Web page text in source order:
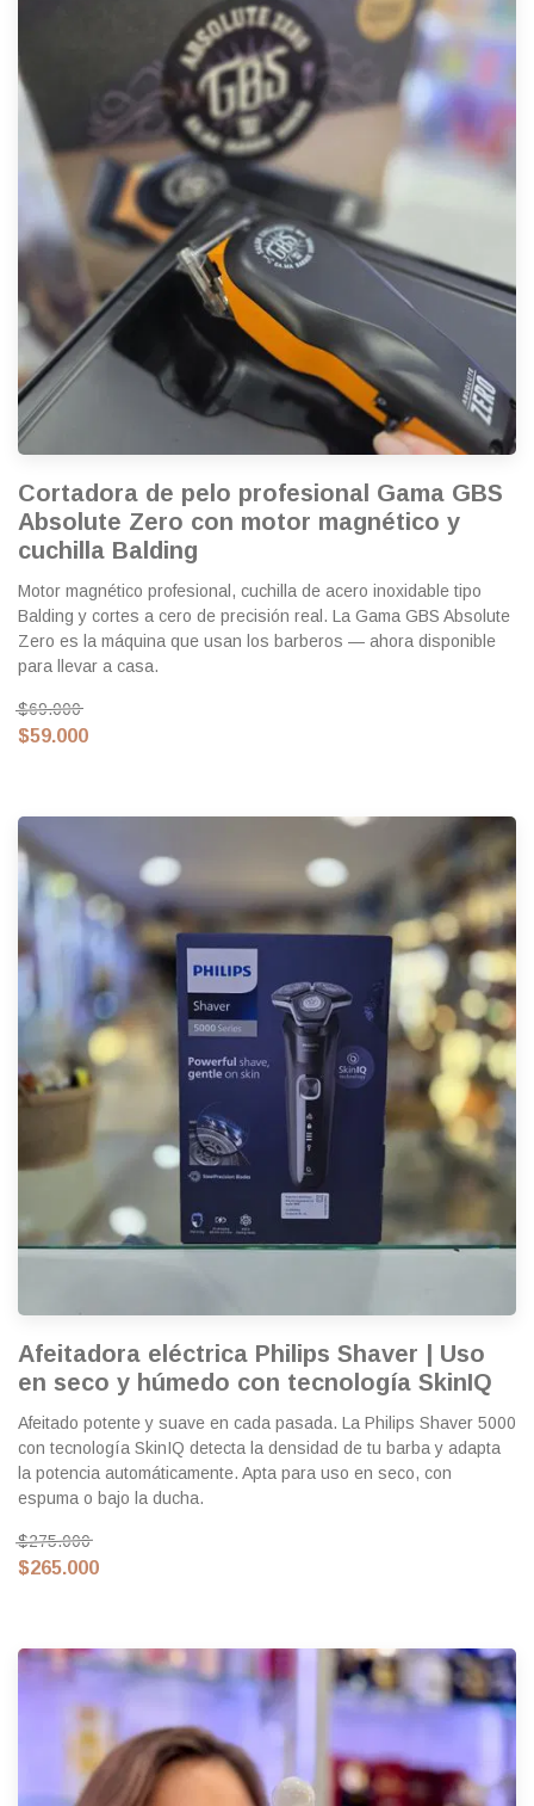
Cortadora de pelo profesional Gama GBS
Absolute Zero con motor magnético y
cuchilla Balding
Motor magnético profesional, cuchilla de acero inoxidable tipo
Balding y cortes a cero de precisión real. La Gama GBS Absolute
Zero es la máquina que usan los barberos — ahora disponible
para llevar a casa.
$69.000
$59.000
Afeitadora eléctrica Philips Shaver | Uso
en seco y húmedo con tecnología SkinIQ
Afeitado potente y suave en cada pasada. La Philips Shaver 5000
con tecnología SkinIQ detecta la densidad de tu barba y adapta
la potencia automáticamente. Apta para uso en seco, con
espuma o bajo la ducha.
$275.000
$265.000